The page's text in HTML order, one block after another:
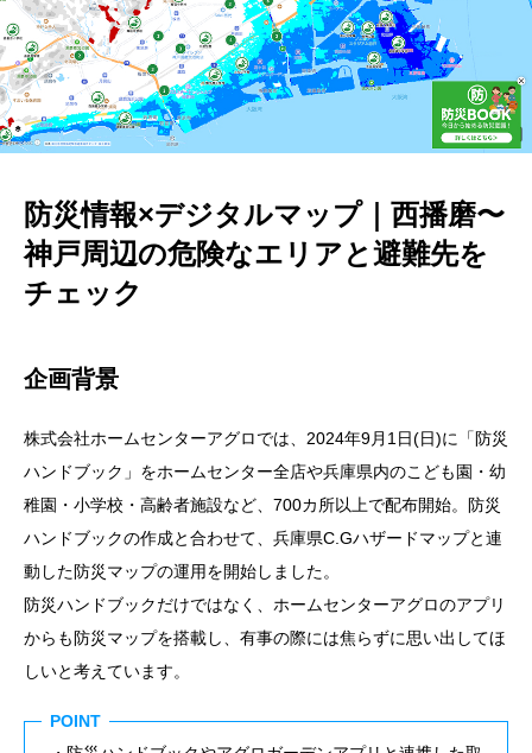
防災情報×デジタルマップ｜西播磨〜
神戸周辺の危険なエリアと避難先を
チェック
企画背景
株式会社ホームセンターアグロでは、2024年9月1日(日)に「防災
ハンドブック」をホームセンター全店や兵庫県内のこども園・幼
稚園・小学校・高齢者施設など、700カ所以上で配布開始。防災
ハンドブックの作成と合わせて、兵庫県C.Gハザードマップと連
動した防災マップの運用を開始しました。
防災ハンドブックだけではなく、ホームセンターアグロのアプリ
からも防災マップを搭載し、有事の際には焦らずに思い出してほ
しいと考えています。
POINT